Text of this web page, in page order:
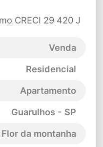
CRECI 29 420 J
Venda
Residencial
Apartamento
Guarulhos - SP
da montanha